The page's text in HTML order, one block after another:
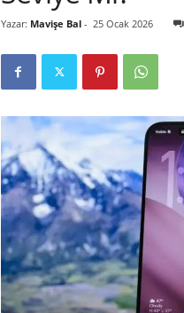
i
l
m
a
Yazar: Mavişe Bal- 25 Ocak 2026